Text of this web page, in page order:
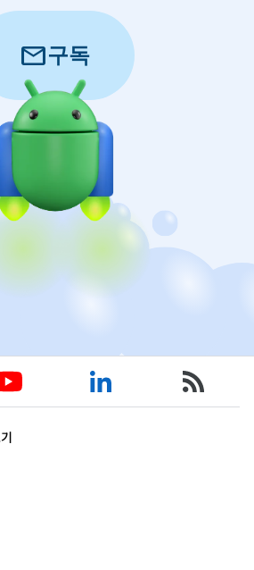
mail구독